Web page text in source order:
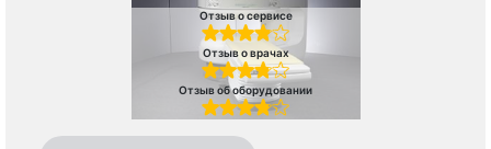
Отзыв о сервисе
Отзыв о врачах
Отзыв об оборудовании